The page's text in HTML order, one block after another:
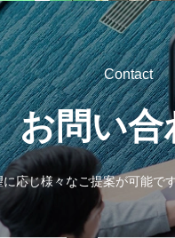
Contact
お問い合
応じ様々なご提案が可能です